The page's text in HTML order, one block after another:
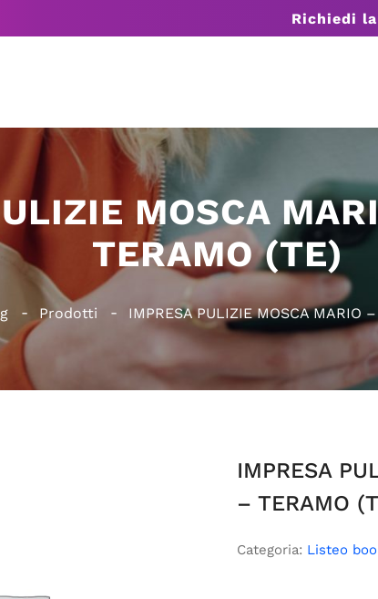
Richiedi
MOSCA
TERAMO (TE)
Prodotti IMPRESA PULIZIE MOSCA MARIO
IMPRESA
– TERAMO
Categoria: Listeo